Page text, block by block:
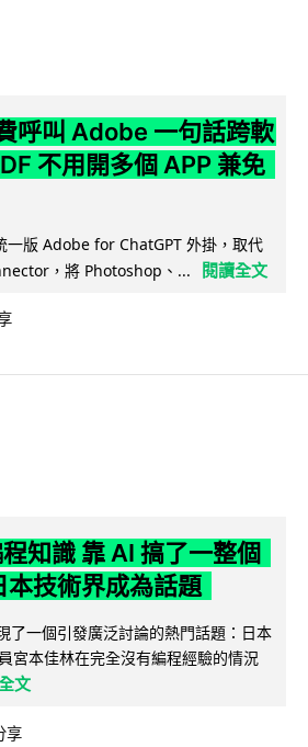
呼叫 Adobe 一句話跨軟
不用開多個 APP 兼免
一版 Adobe for ChatGPT 外掛，取代
，將 Photoshop、...
閱讀全文
知識 靠 AI 搞了一整個
本技術界成為話題
了一個引發廣泛討論的熱門話題：日本
宮本佳林在完全沒有編程經驗的情況
文
享